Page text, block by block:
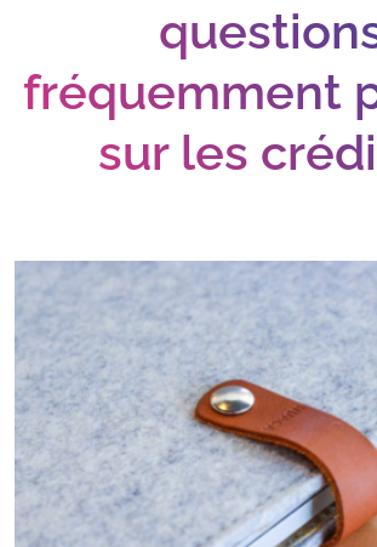
fréquemment
sur les